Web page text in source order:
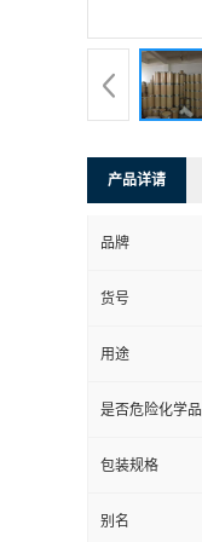
产品详请
品牌
货号
用途
是否危险化学品
包装规格
别名